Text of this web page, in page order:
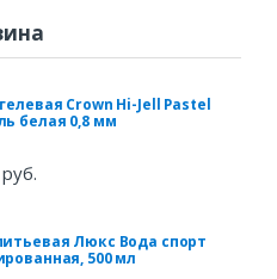
Crown Hi-Jell Pastel
белая 0,8 мм
Люкс Вода спорт
500 мл